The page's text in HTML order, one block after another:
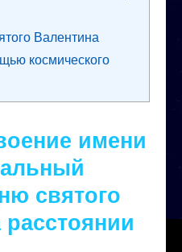
Валентина
космического
имени
святого